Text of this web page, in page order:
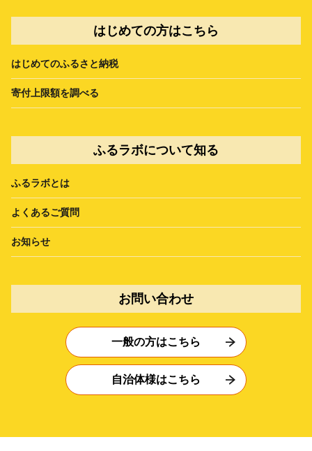
はじめての方はこちら
はじめてのふるさと納税
寄付上限額を調べる
ふるラボについて知る
ふるラボとは
よくあるご質問
お知らせ
お問い合わせ
一般の方はこちら
自治体様はこちら